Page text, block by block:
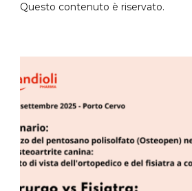
Questo contenuto è riservato.